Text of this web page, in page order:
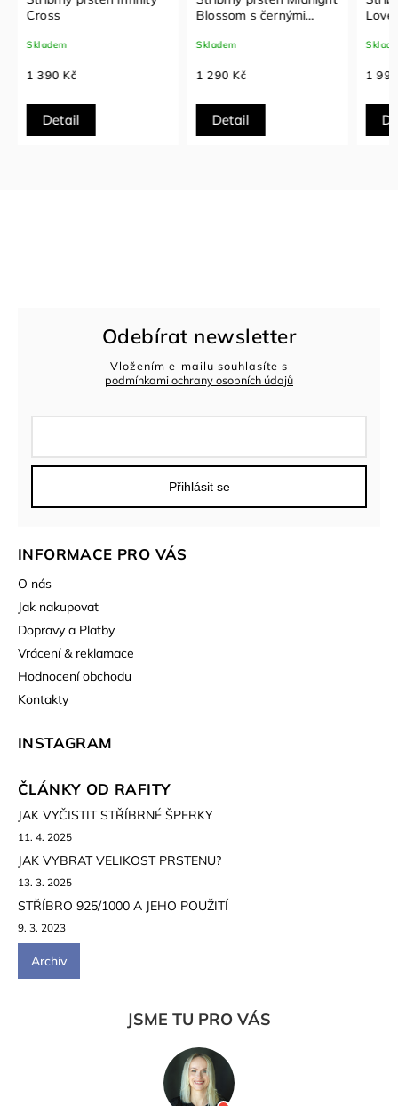
Cross
Skladem
1 390 Kč
Detail
Blossom s černými
Skladem
1 290 Kč
Detail
Love
1 990
INFORMACE PRO VÁS
O nás
Jak nakupovat
Dopravy a Platby
Vrácení & reklamace
Hodnocení obchodu
Kontakty
Odebírat newsletter
Vložením e-mailu souhlasíte s
podmínkami ochrany osobních údajů
Přihlásit se
INSTAGRAM
ČLÁNKY OD RAFITY
JAK VYČISTIT STŘÍBRNÉ ŠPERKY
11. 4. 2025
JAK VYBRAT VELIKOST PRSTENU?
13. 3. 2025
STŘÍBRO 925/1000 A JEHO POUŽITÍ
9. 3. 2023
Archiv
JSME TU PRO VÁS